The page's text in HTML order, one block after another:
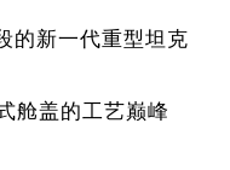
的新一代重型坦克
舱盖的工艺巅峰